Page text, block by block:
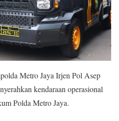
Metro Jaya Irjen Pol Asep
kendaraan operasional
Polda Metro Jaya.